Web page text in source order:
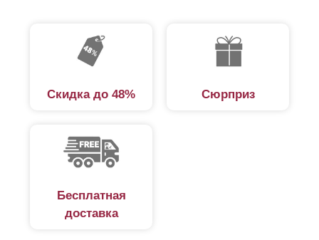
Скидка до 48% Сюрприз
Бесплатная
доставка